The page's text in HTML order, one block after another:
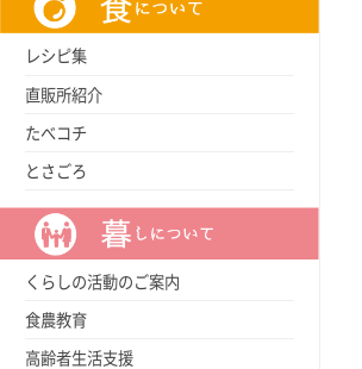
レシピ集
直販所紹介
たべコチ
とさごろ
くらしの活動のご案内
食農教育
高齢者生活支援